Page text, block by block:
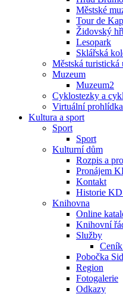
Městské
Tour de
Židovský
Lesopark
Sklářská
Městská turistická
Muzeum
Muzeum2
Cyklostezky a
Virtuální prohlídka
Kultura a sport
Sport
Sport
Kulturní dům
Rozpis a
Pronájem
Kontakt
Historie KD
Knihovna
Online
Knihovní
Služby
Pobočka
Region
Fotogalerie
Odkazy